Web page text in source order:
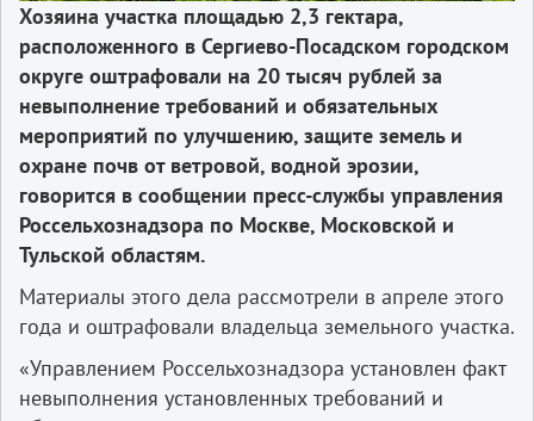
Хозяина участка площадью 2,3 гектара,
расположенного в Сергиево-Посадском городском
округе оштрафовали на 20 тысяч рублей за
невыполнение требований и обязательных
мероприятий по улучшению, защите земель и
охране почв от ветровой, водной эрозии,
говорится в сообщении пресс-службы управления
Россельхознадзора по Москве, Московской и
Тульской областям.
Материалы этого дела рассмотрели в апреле этого
года и оштрафовали владельца земельного участка.
«Управлением Россельхознадзора установлен факт
невыполнения установленных требований и